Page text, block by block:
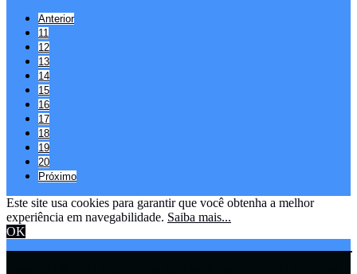
Anterior
11
12
13
14
15
16
17
18
19
20
Próximo
Este site usa cookies para garantir que você obtenha a melhor
experiência em navegabilidade. Saiba mais...
OK